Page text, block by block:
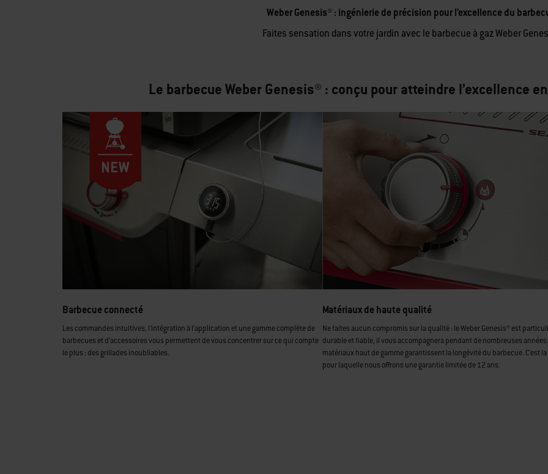
Weber Genesis® : ingénierie de précision pour l’excellence du
Faites sensation dans votre jardin avec le barbecue à gaz Weber
Le barbecue Weber Genesis® : conçu pour atteindre l’excellence
Barbecue connecté
Les commandes intuitives, l’intégration à l’application et une gamme complète de
barbecues et d’accessoires vous permettent de vous concentrer sur ce qui compte
le plus : des grillades inoubliables.
Matériaux de haute qualité
Ne faites aucun compromis sur la qualité : le Weber Genesis® est
durable et fiable, il vous accompagnera pendant de nombreuses
matériaux haut de gamme garantissent la longévité du barbecue. C’est
pour laquelle nous offrons une garantie limitée de 12 ans.